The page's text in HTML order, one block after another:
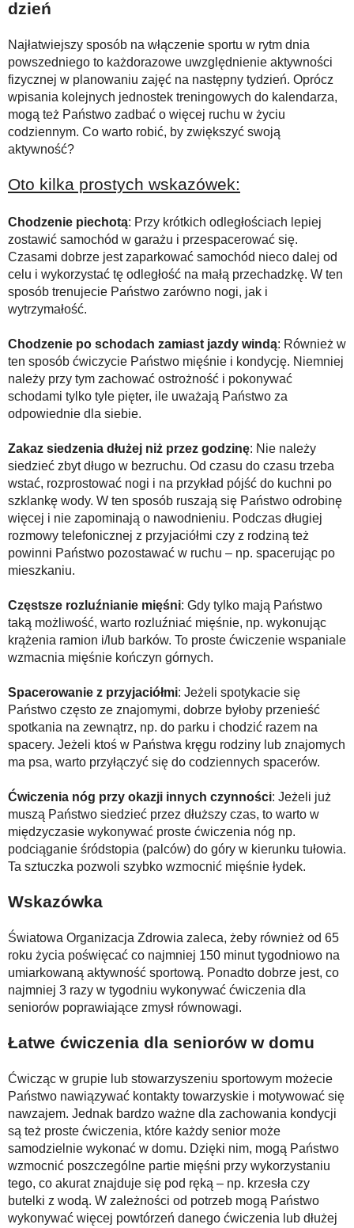
dzień
Najłatwiejszy sposób na włączenie sportu w rytm dnia
powszedniego to każdorazowe uwzględnienie aktywności
fizycznej w planowaniu zajęć na następny tydzień. Oprócz
wpisania kolejnych jednostek treningowych do kalendarza,
mogą też Państwo zadbać o więcej ruchu w życiu
codziennym. Co warto robić, by zwiększyć swoją
aktywność?
Oto kilka prostych wskazówek:
Chodzenie piechotą: Przy krótkich odległościach lepiej
zostawić samochód w garażu i przespacerować się.
Czasami dobrze jest zaparkować samochód nieco dalej od
celu i wykorzystać tę odległość na małą przechadzkę. W ten
sposób trenujecie Państwo zarówno nogi, jak i
wytrzymałość.
Chodzenie po schodach zamiast jazdy windą: Również w
ten sposób ćwiczycie Państwo mięśnie i kondycję. Niemniej
należy przy tym zachować ostrożność i pokonywać
schodami tylko tyle pięter, ile uważają Państwo za
odpowiednie dla siebie.
Zakaz siedzenia dłużej niż przez godzinę: Nie należy
siedzieć zbyt długo w bezruchu. Od czasu do czasu trzeba
wstać, rozprostować nogi i na przykład pójść do kuchni po
szklankę wody. W ten sposób ruszają się Państwo odrobinę
więcej i nie zapominają o nawodnieniu. Podczas długiej
rozmowy telefonicznej z przyjaciółmi czy z rodziną też
powinni Państwo pozostawać w ruchu – np. spacerując po
mieszkaniu.
Częstsze rozluźnianie mięśni: Gdy tylko mają Państwo
taką możliwość, warto rozluźniać mięśnie, np. wykonując
krążenia ramion i/lub barków. To proste ćwiczenie wspaniale
wzmacnia mięśnie kończyn górnych.
Spacerowanie z przyjaciółmi: Jeżeli spotykacie się
Państwo często ze znajomymi, dobrze byłoby przenieść
spotkania na zewnątrz, np. do parku i chodzić razem na
spacery. Jeżeli ktoś w Państwa kręgu rodziny lub znajomych
ma psa, warto przyłączyć się do codziennych spacerów.
Ćwiczenia nóg przy okazji innych czynności: Jeżeli już
muszą Państwo siedzieć przez dłuższy czas, to warto w
międzyczasie wykonywać proste ćwiczenia nóg np.
podciąganie śródstopia (palców) do góry w kierunku tułowia.
Ta sztuczka pozwoli szybko wzmocnić mięśnie łydek.
Wskazówka
Światowa Organizacja Zdrowia zaleca, żeby również od 65
roku życia poświęcać co najmniej 150 minut tygodniowo na
umiarkowaną aktywność sportową. Ponadto dobrze jest, co
najmniej 3 razy w tygodniu wykonywać ćwiczenia dla
seniorów poprawiające zmysł równowagi.
Ła­twe ćwi­cze­nia dla se­nio­rów w domu
Ćwicząc w grupie lub stowarzyszeniu sportowym możecie
Państwo nawiązywać kontakty towarzyskie i motywować się
nawzajem. Jednak bardzo ważne dla zachowania kondycji
są też proste ćwiczenia, które każdy senior może
samodzielnie wykonać w domu. Dzięki nim, mogą Państwo
wzmocnić poszczególne partie mięśni przy wykorzystaniu
tego, co akurat znajduje się pod ręką – np. krzesła czy
butelki z wodą. W zależności od potrzeb mogą Państwo
wykonywać więcej powtórzeń danego ćwiczenia lub dłużej